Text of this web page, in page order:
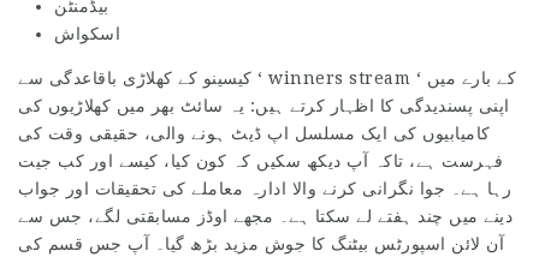
بیڈمنٹن
اسکواش
کیسینو کے کھلاڑی باقاعدگی سے ‘ winners stream ‘ کے بارے میں
اپنی پسندیدگی کا اظہار کرتے ہیں: یہ سائٹ بھر میں کھلاڑیوں کی
کامیابیوں کی ایک مسلسل اپ ڈیٹ ہونے والی، حقیقی وقت کی
فہرست ہے، تاکہ آپ دیکھ سکیں کہ کون کیا، کیسے اور کب جیت
رہا ہے۔ جوا نگرانی کرنے والا ادارہ معاملے کی تحقیقات اور جواب
دینے میں چند ہفتے لے سکتا ہے۔ مجھے اوڈز مسابقتی لگے، جس سے
آن لائن اسپورٹس بیٹنگ کا جوش مزید بڑھ گیا۔ آپ جس قسم کی